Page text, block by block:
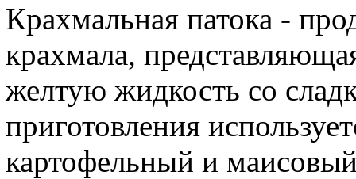
Крахмальная патока -
крахмала,
желтую жидкость со
приготовления
картофельный и